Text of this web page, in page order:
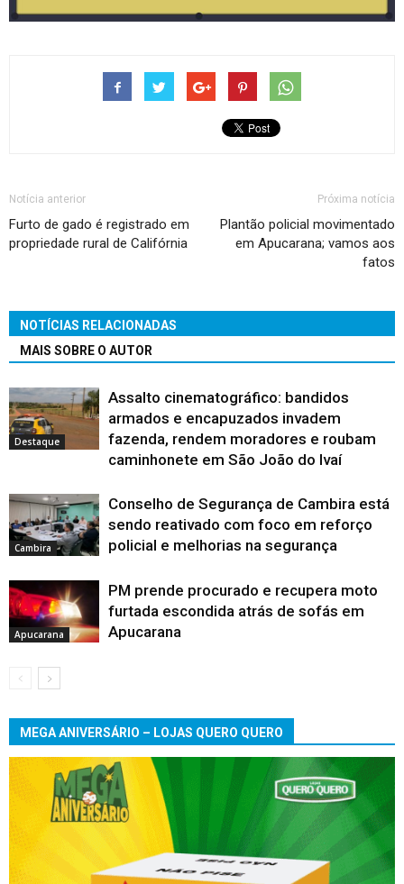
Notícia anterior
Furto de gado é registrado em
propriedade rural de Califórnia
Próxima notícia
Plantão policial movimentado
em Apucarana; vamos aos
fatos
NOTÍCIAS RELACIONADAS
MAIS SOBRE O AUTOR
Destaque
Assalto cinematográfico: bandidos
armados e encapuzados invadem
fazenda, rendem moradores e roubam
caminhonete em São João do Ivaí
Cambira
Conselho de Segurança de Cambira está
sendo reativado com foco em reforço
policial e melhorias na segurança
Apucarana
PM prende procurado e recupera moto
furtada escondida atrás de sofás em
Apucarana
MEGA ANIVERSÁRIO – LOJAS QUERO QUERO